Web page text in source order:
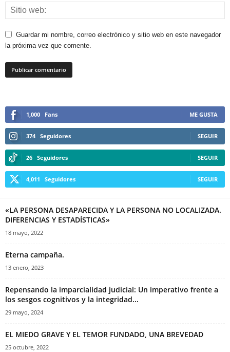
Guardar mi nombre, correo electrónico y sitio web en este navegador
la próxima vez que comente.
1,000 Fans ME GUSTA
374 Seguidores SEGUIR
26 Seguidores SEGUIR
4,011 Seguidores SEGUIR
«LA PERSONA DESAPARECIDA Y LA PERSONA NO LOCALIZADA.
DIFERENCIAS Y ESTADÍSTICAS»
18 mayo, 2022
Eterna campaña.
13 enero, 2023
Repensando la imparcialidad judicial: Un imperativo frente a
los sesgos cognitivos y la integridad...
29 mayo, 2024
EL MIEDO GRAVE Y EL TEMOR FUNDADO, UNA BREVEDAD
25 octubre, 2022